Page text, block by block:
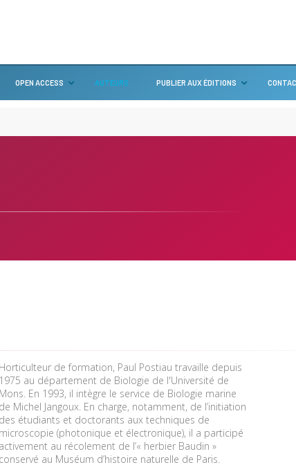
OPEN ACCESS AUTEURS PUBLIER AUX ÉDITIONS
Horticulteur de formation, Paul Postiau travaille depuis
1975 au département de Biologie de l'Université de
Mons. En 1993, il intègre le service de Biologie marine
de Michel Jangoux. En charge, notamment, de l’initiation
des étudiants et doctorants aux techniques de
microscopie (photonique et électronique), il a participé
activement au récolement de l’« herbier Baudin »
conservé au Muséum d’histoire naturelle de Paris.